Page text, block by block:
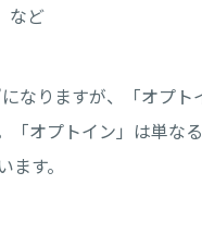
など
なりますが、「オプ
「オプトイン」は単な
す。